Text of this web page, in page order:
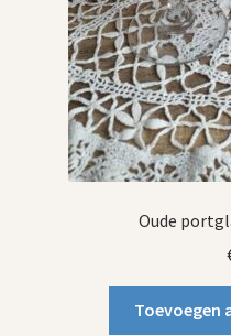
Oude
Toevoegen